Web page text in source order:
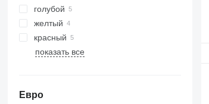
голубой
желтый
красный
показать все
Евро